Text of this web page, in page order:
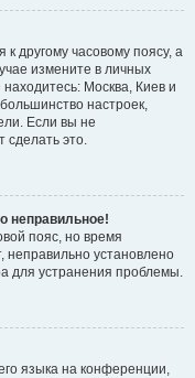
другому часовому поясу, а
измените в личных
Москва, Киев и
настроек,
Если вы не
сделать это.
неправильное!
пояс, но время
неправильно установлено
для устранения проблемы.
языка на конференции,